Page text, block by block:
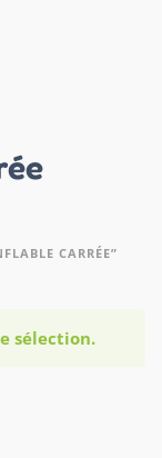
CARRÉE”
sélection.